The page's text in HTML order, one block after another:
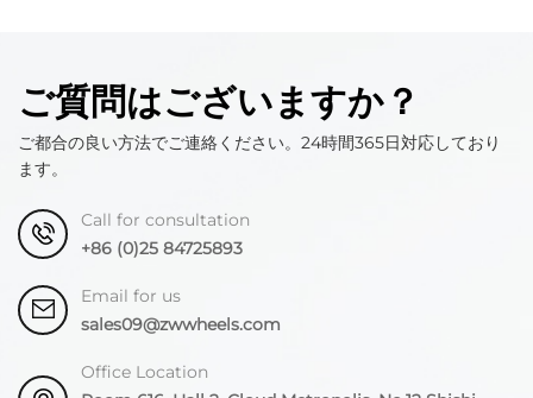
ご質問はございますか？
ご都合の良い方法でご連絡ください。24時間365日対応しており
ます。
Call for consultation
+86 (0)25 84725893
Email for us
sales09@zwwheels.com
Office Location